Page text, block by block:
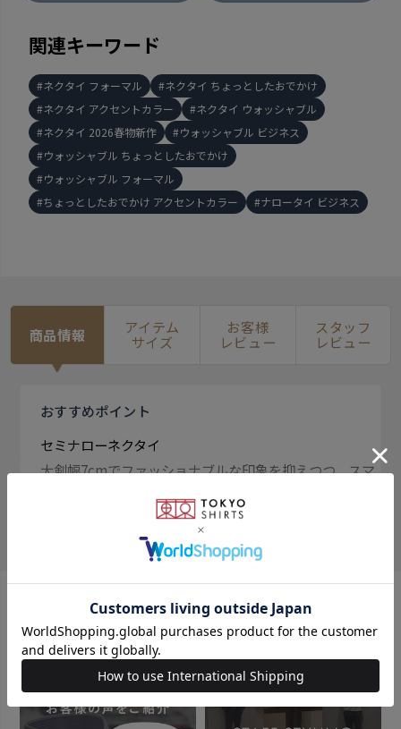
関連キーワード
ネクタイ フォーマル
ネクタイ ちょっとしたおでかけ
ネクタイ アクセントカラー
ネクタイ ウォッシャブル
ネクタイ 2026春物新作
ウォッシャブル ビジネス
ウォッシャブル ちょっとしたおでかけ
ウォッシャブル フォーマル
ちょっとしたおでかけ アクセントカラー
ナロータイ ビジネス
商品情報 アイテム
サイズ
お客様
レビュー
スタッフ
レビュー
おすすめポイント
セミナローネクタイ
大剣幅7cmでファッショナブルな印象を抑えつつ、スマ
ートな着こなしに。 細身のスーツとのコーディネイト
におすすめのネクタイです。
防いでくれます。
ウォッシャブルネクタイ
お気に入りのネクタイを、いつでもキレイにでき、長く
ご愛用頂けます。
もっと見る
おすすめコンテンツ